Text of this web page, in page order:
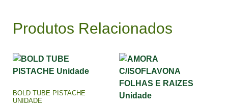
Produtos Relacionados
BOLD TUBE PISTACHE
UNIDADE